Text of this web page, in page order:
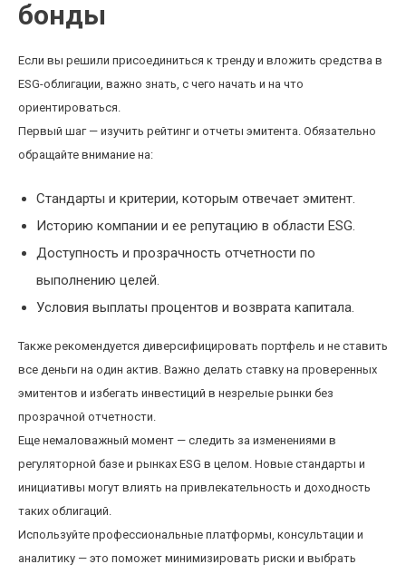
бонды
Если вы решили присоединиться к тренду и вложить средства в
ESG-облигации, важно знать, с чего начать и на что
ориентироваться.
Первый шаг — изучить рейтинг и отчеты эмитента. Обязательно
обращайте внимание на:
Стандарты и критерии, которым отвечает эмитент.
Историю компании и ее репутацию в области ESG.
Доступность и прозрачность отчетности по
выполнению целей.
Условия выплаты процентов и возврата капитала.
Также рекомендуется диверсифицировать портфель и не ставить
все деньги на один актив. Важно делать ставку на проверенных
эмитентов и избегать инвестиций в незрелые рынки без
прозрачной отчетности.
Еще немаловажный момент — следить за изменениями в
регуляторной базе и рынках ESG в целом. Новые стандарты и
инициативы могут влиять на привлекательность и доходность
таких облигаций.
Используйте профессиональные платформы, консультации и
аналитику — это поможет минимизировать риски и выбрать